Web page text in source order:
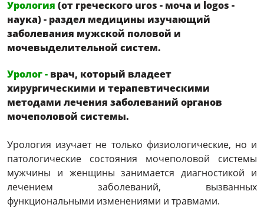
Урология (от греческого uros - моча и logos -
наука) - раздел медицины изучающий
заболевания мужской половой и
мочевыделительной систем.
Уролог- врач, который владеет
хирургическими и терапевтическими
методами лечения заболеваний органов
мочеполовой системы.
Урология изучает не только физиологические, но и
патологические состояния мочеполовой системы
мужчины и женщины занимается диагностикой и
лечением заболеваний, вызванных
функциональными изменениями и травмами.